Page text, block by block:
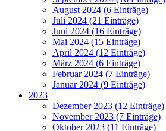
August 2024 (6 Einträge)
Juli 2024 (21 Einträge)
Juni 2024 (16 Einträge)
Mai 2024 (15 Einträge)
April 2024 (12 Einträge)
März 2024 (6 Einträge)
Februar 2024 (7 Einträge)
Januar 2024 (9 Einträge)
2023
Dezember 2023 (12 Einträge)
November 2023 (7 Einträge)
Oktober 2023 (11 Einträge)